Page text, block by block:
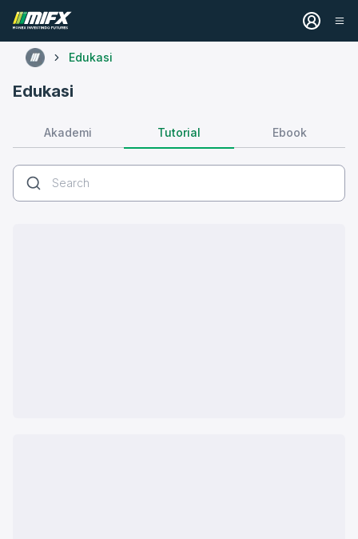
Edukasi
Edukasi
Akademi Tutorial Ebook